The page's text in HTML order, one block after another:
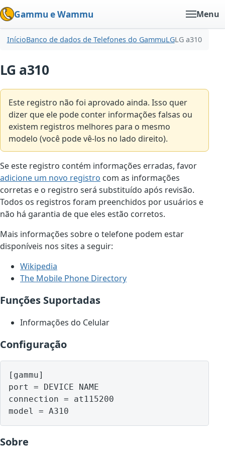
Gammu e Wammu Menu
InícioBanco de dados de Telefones do GammuLGLG a310
LG a310
Este registro não foi aprovado ainda. Isso quer
dizer que ele pode conter informações falsas ou
existem registros melhores para o mesmo
modelo (você pode vê-los no lado direito).
Se este registro contém informações erradas, favor
adicione um novo registro com as informações
corretas e o registro será substituído após revisão.
Todos os registros foram preenchidos por usuários e
não há garantia de que eles estão corretos.
Mais informações sobre o telefone podem estar
disponíveis nos sites a seguir:
Wikipedia
The Mobile Phone Directory
Funções Suportadas
Informações do Celular
Configuração
[gammu]
port = DEVICE NAME
connection = at115200
model = A310
Sobre